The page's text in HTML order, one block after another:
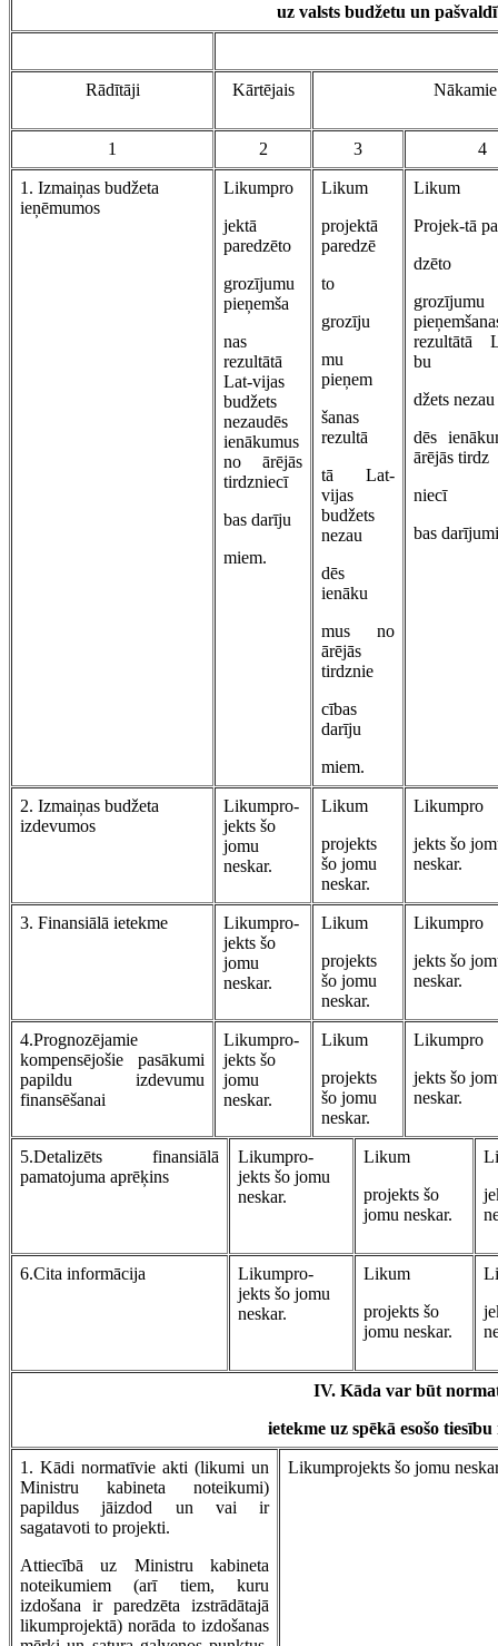
uz valsts budžetu un
Rādītāji Kārtējais
1 2 3 4
1. Izmaiņas budžeta
ieņēmumos
Likumpro
jektā
paredzēto
grozījumu
pieņemša
nas
rezultātā
Lat-vijas
budžets
nezaudēs
ienākumus
no ārējās
tirdzniecī
bas darīju
miem.
Likum
projektā
paredzē
to
grozīju
mu
pieņem
šanas
rezultā
tā Lat-
vijas
budžets
nezau
dēs
ienāku
mus no
ārējās
tirdznie
cības
darīju
miem.
Likum
Projek-tā
dzēto
grozījumu
rezultātā
bu
džets nezau
dēs
ārējās tirdz
niecī
bas
2. Izmaiņas budžeta
izdevumos
Likumpro-
jekts šo
jomu
neskar.
Likum
projekts
šo jomu
neskar.
Likumpro
jekts šo
neskar.
3. Finansiālā ietekme
Likumpro-
jekts šo
jomu
neskar.
Likum
projekts
šo jomu
neskar.
Likumpro
jekts šo
neskar.
4.Prognozējamie
kompensējošie pasākumi
papildu izdevumu
finansēšanai
Likumpro-
jekts šo
jomu
neskar.
Likum
projekts
šo jomu
neskar.
Likumpro
jekts šo
neskar.
5.Detalizēts finansiālā
pamatojuma aprēķins
Likumpro-
jekts šo jomu
neskar.
Likum
projekts šo
jomu neskar.
6.Cita informācija
Likumpro-
jekts šo jomu
neskar.
Likum
projekts šo
jomu neskar.
IV. Kāda var būt
ietekme uz spēkā esošo
1. Kādi normatīvie akti (likumi un
Ministru kabineta noteikumi)
papildus jāizdod un vai ir
sagatavoti to projekti.
Attiecībā uz Ministru kabineta
noteikumiem (arī tiem, kuru
izdošana ir paredzēta izstrādātajā
likumprojektā) norāda to izdošanas
Likumprojekts šo jomu